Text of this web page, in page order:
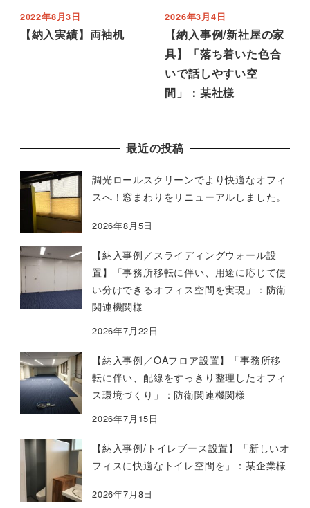
【納入実績】両袖机
2022年8月3日
【納入事例/新社屋の家
具】「落ち着いた色合
いで話しやすい空
間」：某社様
2026年3月4日
最近の投稿
調光ロールスクリーンでより快適なオフィ
スへ！窓まわりをリニューアルしました。
2026年8月5日
【納入事例／スライディングウォール設
置】「事務所移転に伴い、用途に応じて使
い分けできるオフィス空間を実現」：防衛
関連機関様
2026年7月22日
【納入事例／OAフロア設置】「事務所移
転に伴い、配線をすっきり整理したオフィ
ス環境づくり」：防衛関連機関様
2026年7月15日
【納入事例/トイレブース設置】「新しいオ
フィスに快適なトイレ空間を」：某企業様
2026年7月8日